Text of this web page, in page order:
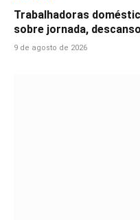
Trabalhadoras
sobre jornada,
9 de agosto de 2026